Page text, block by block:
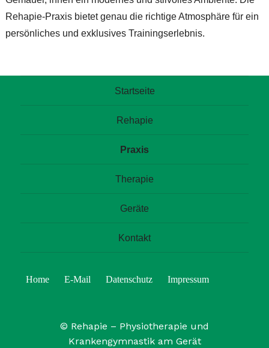
Rehapie-Praxis bietet genau die richtige Atmosphäre für ein
persönliches und exklusives Trainingserlebnis.
Startseite
Rehapie
Praxis
Therapie
Geräte
Kontakt
Startseite DatenschutzImpressum
© Rehapie – Physiotherapie und
Krankengymnastik am Gerät